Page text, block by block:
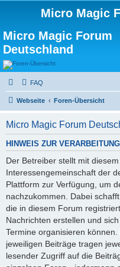
Micro Magic
Micro Magic Forum
Deutschland
FAQ
Webseite Foren-Übersicht
Micro Magic Forum
HINWEIS ZUR
Der Betreiber stellt mit
Interessengemeinschaft der
Plattform zur Verfügung, um
nachzukommen. Dabei
die in diesem Forum
Nachrichten erstellen und
Termine organisieren
jeweiligen Beiträge tragen
lesender Zugriff auf die